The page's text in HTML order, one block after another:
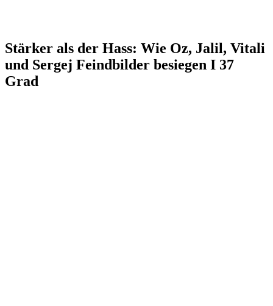
Stärker als der Hass: Wie Oz, Jalil, Vitali
und Sergej Feindbilder besiegen I 37
Grad